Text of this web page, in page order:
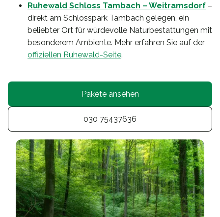
Ruhewald Schloss Tambach – Weitramsdorf –
direkt am Schlosspark Tambach gelegen, ein
beliebter Ort für würdevolle Naturbestattungen mit
besonderem Ambiente. Mehr erfahren Sie auf der
offiziellen Ruhewald-Seite.
Pakete ansehen
030 75437636